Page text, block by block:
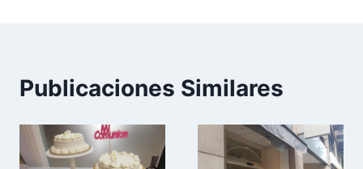
Publicaciones Similares